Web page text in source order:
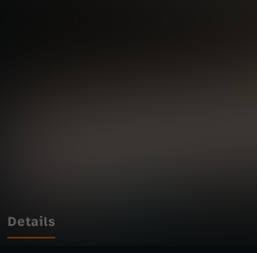
a
Details